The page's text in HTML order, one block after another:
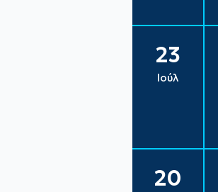
23
Ιούλ
20